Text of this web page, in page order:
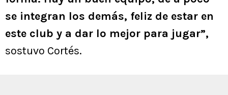
se integran los demás, feliz de estar en
este club y a dar lo mejor para jugar”,
sostuvo Cortés.